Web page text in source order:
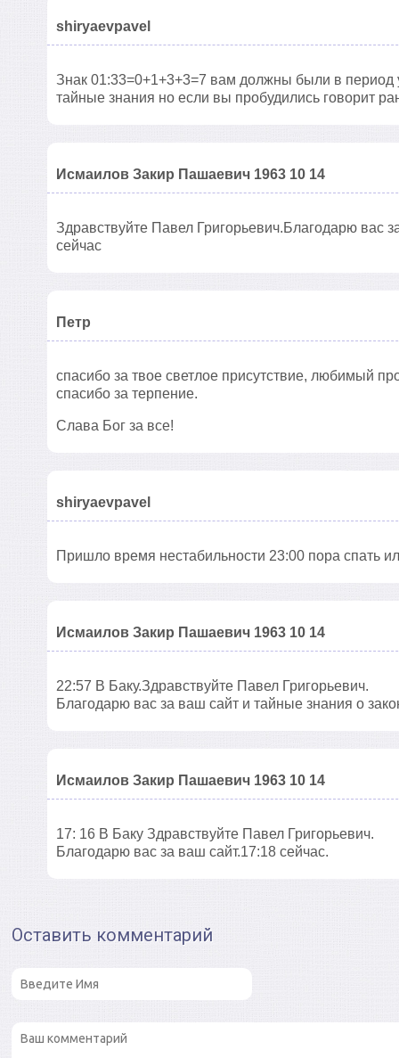
shiryaevpavel
Знак 01:33=0+1+3+3=7 вам должны были в период
тайные знания но если вы пробудились говорит
Исмаилов Закир Пашаевич 1963 10 14
Здравствуйте Павел Григорьевич.Благодарю вас
сейчас
Петр
спасибо за твое светлое присутствие, любимый
спасибо за терпение.
Слава Бог за все!
shiryaevpavel
Пришло время нестабильности 23:00 пора спать
Исмаилов Закир Пашаевич 1963 10 14
22:57 В Баку.Здравствуйте Павел Григорьевич.
Благодарю вас за ваш сайт и тайные знания о
Исмаилов Закир Пашаевич 1963 10 14
17: 16 В Баку Здравствуйте Павел Григорьевич.
Благодарю вас за ваш сайт.17:18 сейчас.
Оставить комментарий